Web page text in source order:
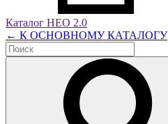
Каталог НЕО 2.0
← К ОСНОВНОМУ КАТАЛОГУ